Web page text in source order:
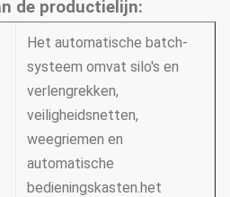
de productielijn:
Het automatische batch-
systeem omvat silo's en
verlengrekken,
veiligheidsnetten,
weegriemen en
automatische
bedieningskasten.het